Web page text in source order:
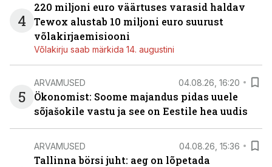
4
220 miljoni euro väärtuses varasid haldav
Tewox alustab 10 miljoni euro suurust
võlakirjaemisiooni
Võlakirju saab märkida 14. augustini
5
ARVAMUSED 04.08.26, 16:20
Ökonomist: Soome majandus pidas uuele
sõjašokile vastu ja see on Eestile hea uudis
ARVAMUSED 04.08.26, 15:36
Tallinna börsi juht: aeg on lõpetada